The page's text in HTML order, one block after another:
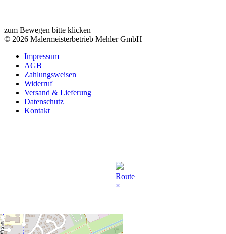
Route
×
zum Bewegen bitte klicken
© 2026 Malermeisterbetrieb Mehler GmbH
Impressum
AGB
Zahlungsweisen
Widerruf
Versand & Lieferung
Datenschutz
Kontakt